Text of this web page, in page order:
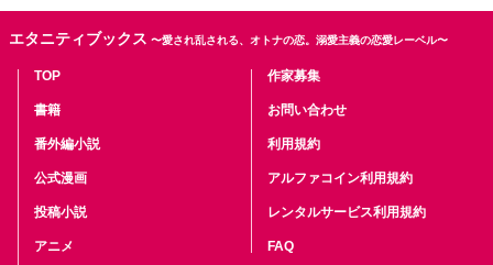
エタニティブックス 〜愛され乱される、オトナの恋。溺愛主義の恋愛レーベル〜
TOP
書籍
番外編小説
公式漫画
投稿小説
アニメ
作家募集
お問い合わせ
利用規約
アルファコイン利用規約
レンタルサービス利用規約
FAQ